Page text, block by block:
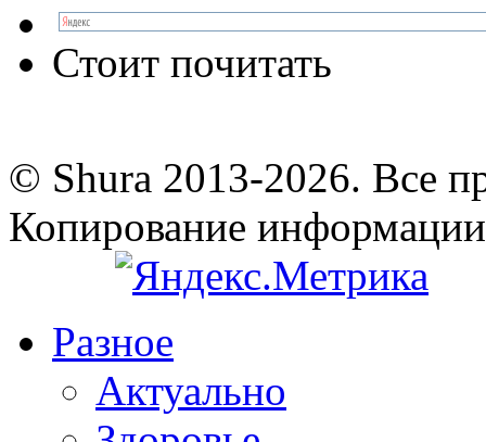
Стоит почитать
© Shura 2013-2026. Все
Копирование
Разное
Актуально